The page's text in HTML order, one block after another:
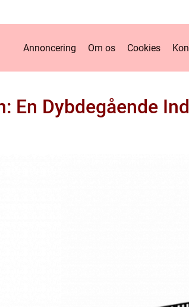
Annoncering Om os Cookies
En Dybdegående